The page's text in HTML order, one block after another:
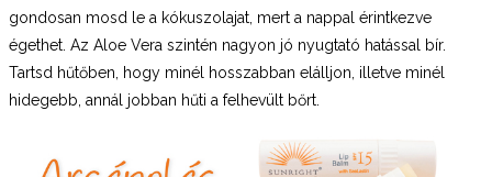
gondosan mosd le a kókuszolajat, mert a nappal érintkezve
égethet. Az Aloe Vera szintén nagyon jó nyugtató hatással bír.
Tartsd hűtőben, hogy minél hosszabban elálljon, illetve minél
hidegebb, annál jobban hűti a felhevült bőrt.